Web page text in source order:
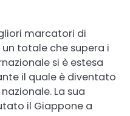
marcatori di
totale che supera i
si è estesa
il quale è diventato
La sua
il Giappone a